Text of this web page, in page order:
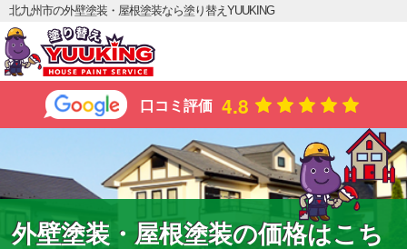
北九州市の外壁塗装・屋根塗装なら塗り替えYUUKING
口コミ評価 4.8
外壁塗装・屋根塗装の価格はこち